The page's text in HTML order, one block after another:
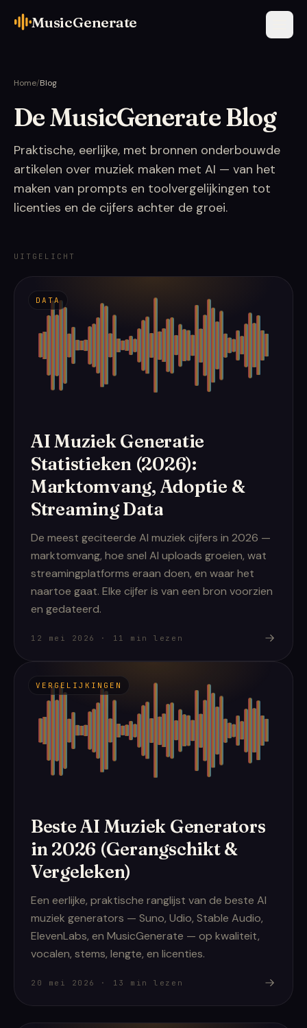
MusicGenerate
Home/Blog
De MusicGenerate Blog
Praktische, eerlijke, met bronnen onderbouwde
artikelen over muziek maken met AI — van het
maken van prompts en toolvergelijkingen tot
licenties en de cijfers achter de groei.
UITGELICHT
DATA
AI Muziek Generatie
Statistieken (2026):
Marktomvang, Adoptie &
Streaming Data
De meest geciteerde AI muziek cijfers in 2026 —
marktomvang, hoe snel AI uploads groeien, wat
streamingplatforms eraan doen, en waar het
naartoe gaat. Elke cijfer is van een bron voorzien
en gedateerd.
12 mei 2026 · 11 min lezen
VERGELIJKINGEN
Beste AI Muziek Generators
in 2026 (Gerangschikt &
Vergeleken)
Een eerlijke, praktische ranglijst van de beste AI
muziek generators — Suno, Udio, Stable Audio,
ElevenLabs, en MusicGenerate — op kwaliteit,
vocalen, stems, lengte, en licenties.
20 mei 2026 · 13 min lezen